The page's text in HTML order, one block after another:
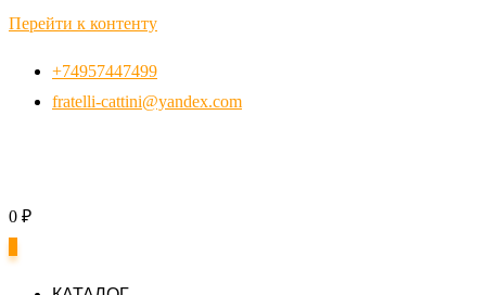
Перейти к контенту
+74957447499
fratelli-cattini@yandex.com
0 ₽